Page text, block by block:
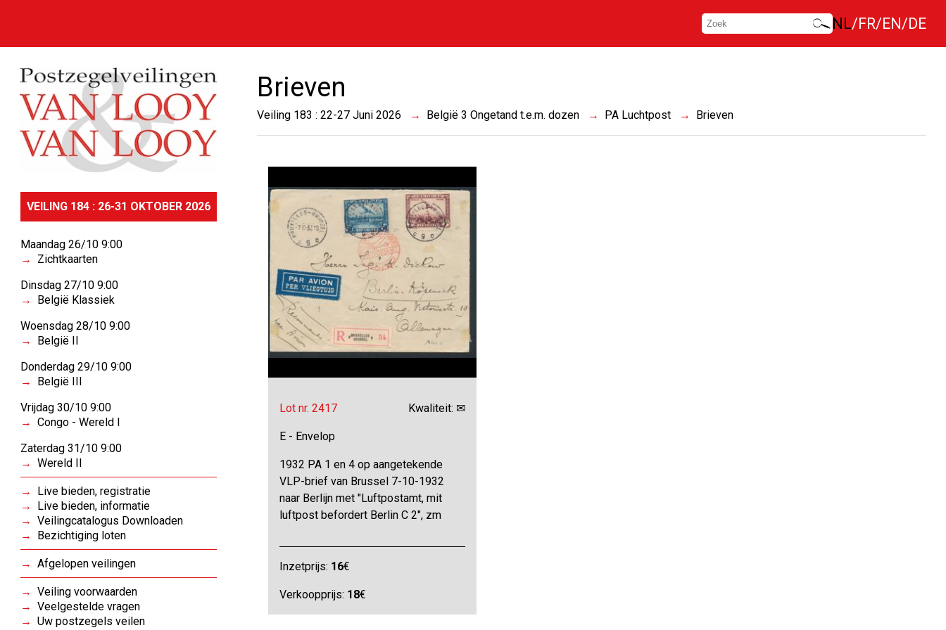
NL FR EN DE
VEILING 184 : 26-31 OKTOBER 2026
Maandag 26/10 9:00
Zichtkaarten
Dinsdag 27/10 9:00
België Klassiek
Woensdag 28/10 9:00
België II
Donderdag 29/10 9:00
België III
Vrijdag 30/10 9:00
Congo - Wereld I
Zaterdag 31/10 9:00
Wereld II
Live bieden, registratie
Live bieden, informatie
Veilingcatalogus Downloaden
Bezichtiging loten
Afgelopen veilingen
Veiling voorwaarden
Veelgestelde vragen
Uw postzegels veilen
Brieven
Veiling 183 : 22-27 Juni 2026 België 3 Ongetand t.e.m. dozen PA Luchtpost Brieven
Lot nr. 2417 Kwaliteit: ✉
E - Envelop
1932 PA 1 en 4 op aangetekende
VLP-brief van Brussel 7-10-1932
naar Berlijn met "Luftpostamt, mit
luftpost befordert Berlin C 2", zm
Inzetprijs: 16€
Verkoopprijs: 18€